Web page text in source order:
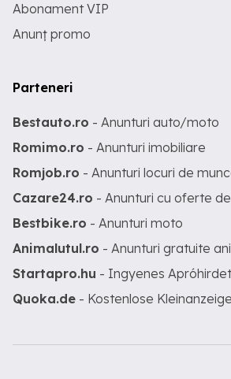
Abonament VIP
Anunț promo
Parteneri
Bestauto.ro - Anunturi auto/moto
Romimo.ro - Anunturi imobiliare
Romjob.ro - Anunturi locuri de
Cazare24.ro - Anunturi cu oferte
Bestbike.ro - Anunturi moto
Animalutul.ro - Anunturi gratuite
Startapro.hu - Ingyenes
Quoka.de - Kostenlose